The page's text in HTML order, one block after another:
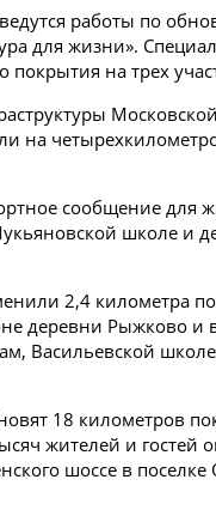
работы по
для жизни».
покрытия на трех
на
сообщение
школе и
2,4 километра
деревни Рыжково и
Васильевской
18 километров
жителей и гостей
шоссе в